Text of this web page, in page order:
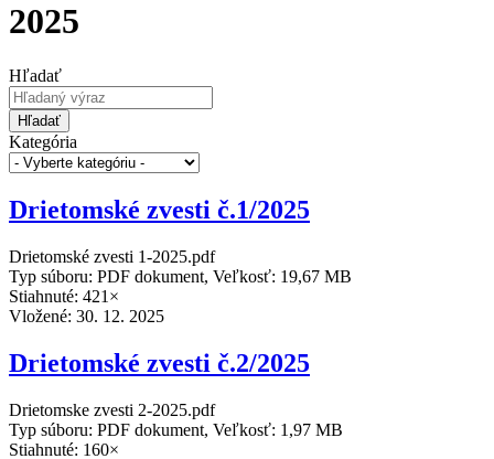
2025
Hľadať
Hľadať
Kategória
Drietomské zvesti č.1/2025
Drietomské zvesti 1-2025.pdf
Typ súboru: PDF dokument, Veľkosť: 19,67 MB
Stiahnuté: 421×
Vložené: 30. 12. 2025
Drietomské zvesti č.2/2025
Drietomske zvesti 2-2025.pdf
Typ súboru: PDF dokument, Veľkosť: 1,97 MB
Stiahnuté: 160×